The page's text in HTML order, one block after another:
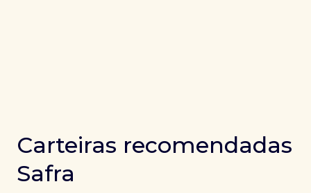
Carteiras recomendadas
Safra